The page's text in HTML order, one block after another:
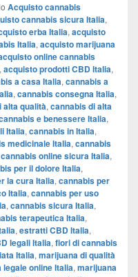
Acquisto cannabis
cannabis sicura Italia,
erba Italia, acquisto
Italia, acquisto marijuana
online cannabis
, acquisto prodotti CBD Italia,
a casa Italia, cannabis a
, cannabis consegna Italia,
alta qualità, cannabis di alta
e benessere Italia,
Italia, cannabis in Italia,
medicinale Italia, cannabis
cannabis online sicura Italia,
per il dolore Italia,
la cura Italia, cannabis per
Italia, cannabis per uso
, cannabis sicura Italia,
terapeutica Italia,
, estratti CBD Italia,
legali Italia, fiori di cannabis
Italia, marijuana di qualità
legale online Italia, marijuana